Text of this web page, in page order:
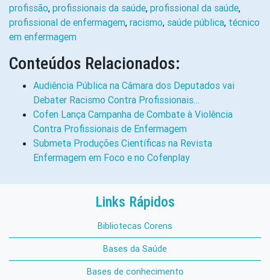
profissão, profissionais da saúde, profissional da saúde,
profissional de enfermagem, racismo, saúde pública, técnico
em enfermagem
Conteúdos Relacionados:
Audiência Pública na Câmara dos Deputados vai
Debater Racismo Contra Profissionais…
Cofen Lança Campanha de Combate à Violência
Contra Profissionais de Enfermagem
Submeta Produções Científicas na Revista
Enfermagem em Foco e no Cofenplay
Links Rápidos
Bibliotecas Corens
Bases da Saúde
Bases de conhecimento